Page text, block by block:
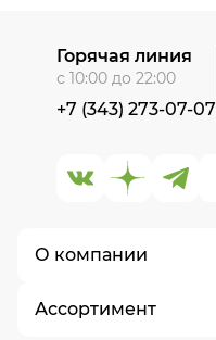
О компании
О нас
Ассортимент
Горячая линия
с 10:00 до 22:00
+7 (343) 273-07-07